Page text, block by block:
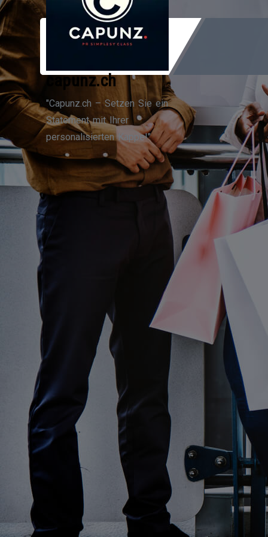
Zum
Inhalt
capunz.ch
"Capunz.ch – Setzen Sie ein
Statement mit Ihrer
personalisierten Kappe!"